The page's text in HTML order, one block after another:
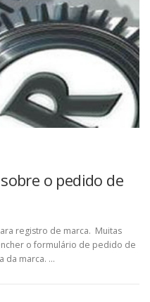
o pedido de
registro de marca. Muitas
o formulário de pedido de
da marca. …